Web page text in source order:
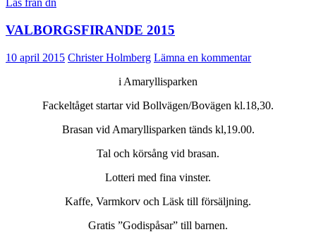
Läs från dn
VALBORGSFIRANDE 2015
10 april 2015 Christer Holmberg Lämna en kommentar
i Amaryllisparken
Fackeltåget startar vid Bollvägen/Bovägen kl.18,30.
Brasan vid Amaryllisparken tänds kl,19.00.
Tal och körsång vid brasan.
Lotteri med fina vinster.
Kaffe, Varmkorv och Läsk till försäljning.
Gratis ”Godispåsar” till barnen.